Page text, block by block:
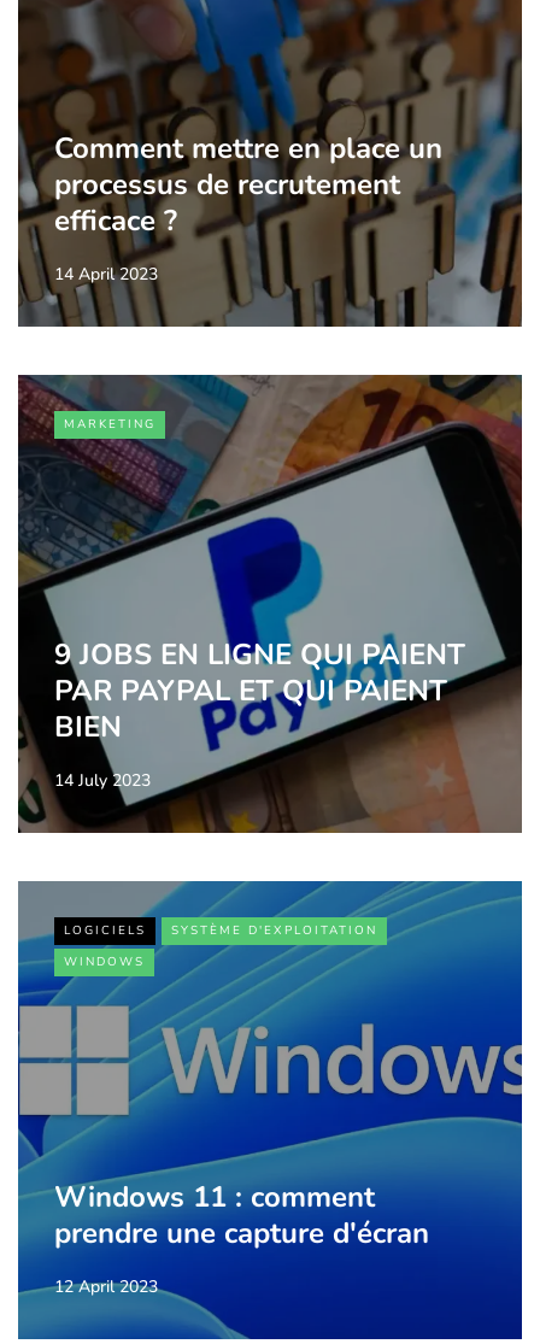
Comment mettre en place un
processus de recrutement
efficace ?
14 April 2023
MARKETING
9 JOBS EN LIGNE QUI PAIENT
PAR PAYPAL ET QUI PAIENT
BIEN
14 July 2023
LOGICIELS
SYSTÈME D'EXPLOITATION
WINDOWS
Windows 11 : comment
prendre une capture d'écran
12 April 2023